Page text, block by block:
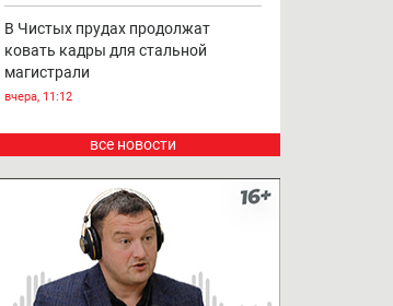
В Чистых прудах продолжат
ковать кадры для стальной
магистрали
вчера, 11:12
все новости